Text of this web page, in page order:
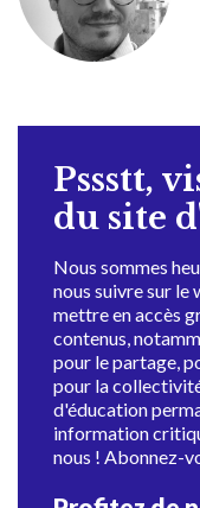
Pssstt,
du site
Nous sommes
nous suivre sur le
mettre en accès
contenus,
pour le partage,
pour la
d'éducation
information
nous ! Abonnez-